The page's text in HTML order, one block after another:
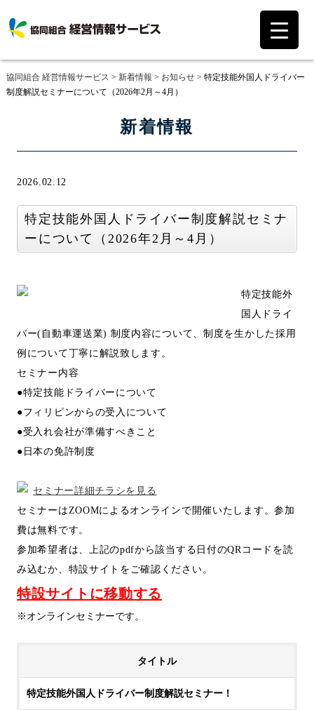
協同組合 経営情報サービス > 新着情報 > お知らせ> 特定技能外国人ドライバー
制度解説セミナーについて（2026年2月～4月）
新着情報
2026.02.12
特定技能外国人ドライバー制度解説セミナ
ーについて（2026年2月～4月）
特定技能外
国人ドライ
バー(自動車運送業) 制度内容について、制度を生かした採用
例について丁寧に解説致します。
セミナー内容
●特定技能ドライバーについて
●フィリピンからの受入について
●受入れ会社が準備すべきこと
●日本の免許制度
セミナー詳細チラシを見る
セミナーはZOOMによるオンラインで開催いたします。参加
費は無料です。
参加希望者は、上記のpdfから該当する日付のQRコードを読
み込むか、特設サイトをご確認ください。
特設サイトに移動する
※オンラインセミナーです。
タイトル
特定技能外国人ドライバー制度解説セミナー！